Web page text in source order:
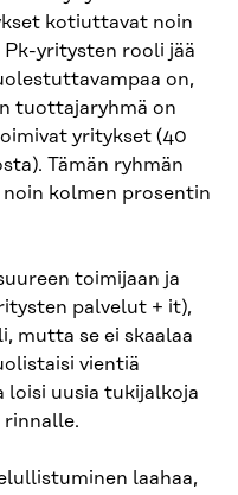
kotiuttavat noin
yritysten rooli jää
on,
tuottajaryhmä on
yritykset (40
Tämän ryhmän
kolmen prosentin
toimijaan ja
palvelut + it),
mutta se ei skaalaa
vientiä
loisi uusia tukijalkoja
rinnalle.
laahaa,